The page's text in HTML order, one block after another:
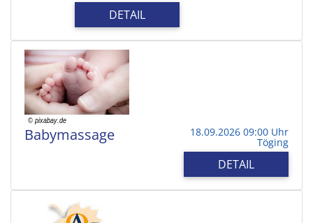
DETAIL
Babymassage 18.09.2026 09:00 Uhr
Töging
DETAIL